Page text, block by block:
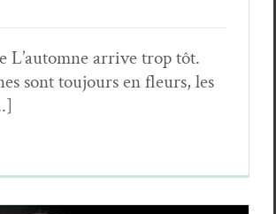
L’automne arrive trop tôt.
sont toujours en fleurs, les